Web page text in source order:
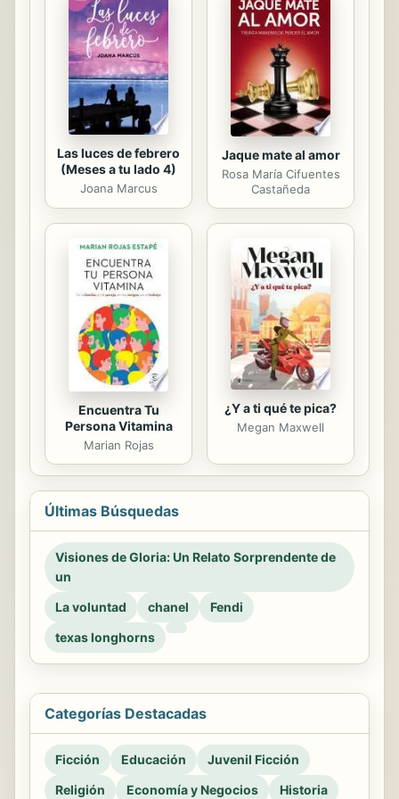
sus conocimientos en la medida que
tiene conciencia de la necesidad de
incorporar éstos, participa
activamente en su desarrollo. La
educación de la personalidad a
partir...
Las luces de febrero
(Meses a tu lado 4)
Joana Marcus
Jaque mate al amor
Rosa María Cifuentes
Castañeda
Encuentra Tu
Persona Vitamina
Marian Rojas
¿Y a ti qué te pica?
Megan Maxwell
Últimas Búsquedas
Visiones de Gloria: Un Relato Sorprendente de
un
La voluntad
chanel
Fendi
texas longhorns
Categorías Destacadas
Ficción Educación
Juvenil Ficción
Religión
Economía y Negocios Historia